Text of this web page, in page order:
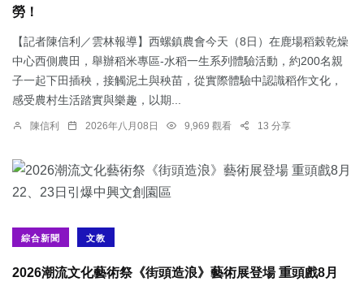
勞！
【記者陳信利／雲林報導】西螺鎮農會今天（8日）在鹿場稻榖乾燥
中心西側農田，舉辦稻米專區-水稻一生系列體驗活動，約200名親
子一起下田插秧，接觸泥土與秧苗，從實際體驗中認識稻作文化，
感受農村生活踏實與樂趣，以期...
陳信利 2026年八月08日 9,969 觀看 13 分享
綜合新聞 文教
2026潮流文化藝術祭《街頭造浪》藝術展登場 重頭戲8月